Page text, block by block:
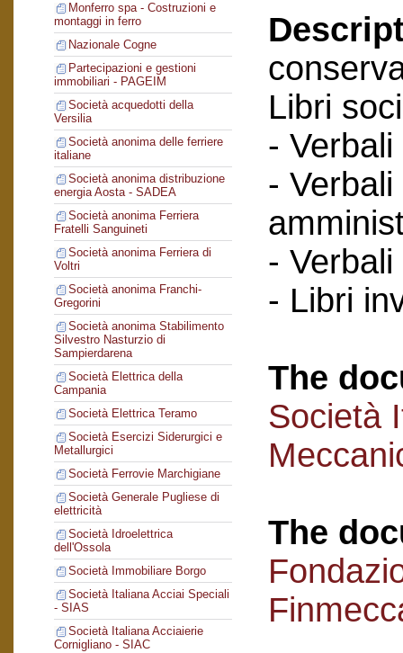
Monferro spa - Costruzioni e
montaggi in ferro
Nazionale Cogne
Partecipazioni e gestioni
immobiliari - PAGEIM
Società acquedotti della
Versilia
Società anonima delle ferriere
italiane
Società anonima distribuzione
energia Aosta - SADEA
Società anonima Ferriera
Fratelli Sanguineti
Società anonima Ferriera di
Voltri
Società anonima Franchi-
Gregorini
Società anonima Stabilimento
Silvestro Nasturzio di
Sampierdarena
Società Elettrica della
Campania
Società Elettrica Teramo
Società Esercizi Siderurgici e
Metallurgici
Società Ferrovie Marchigiane
Società Generale Pugliese di
elettricità
Società Idroelettrica
dell'Ossola
Società Immobiliare Borgo
Società Italiana Acciai Speciali
- SIAS
Società Italiana Acciaierie
Cornigliano - SIAC
Libri
-
-
-
- Libri
The
Società
The